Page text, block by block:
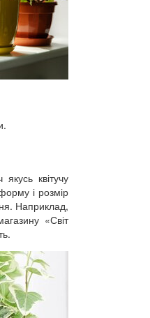
квітучу
і розмір
Наприклад,
«Світ